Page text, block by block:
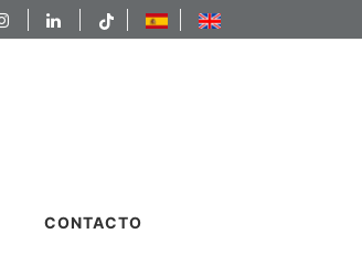
CONTACTO